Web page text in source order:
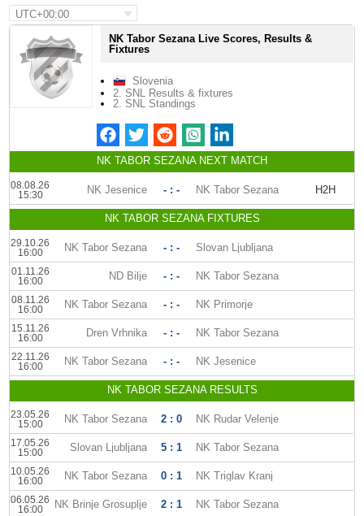
UTC+00:00
NK Tabor Sezana Live Scores, Results &
Fixtures
Slovenia
2. SNL Results & fixtures
2. SNL Standings
NK TABOR SEZANA NEXT MATCH
08.08.26
15:30
NK Jesenice - : - NK Tabor Sezana H2H
NK TABOR SEZANA FIXTURES
29.10.26
16:00
NK Tabor Sezana - : - Slovan Ljubljana
01.11.26
16:00
ND Bilje - : - NK Tabor Sezana
08.11.26
16:00
NK Tabor Sezana - : - NK Primorje
15.11.26
16:00
Dren Vrhnika - : - NK Tabor Sezana
22.11.26
16:00
NK Tabor Sezana - : - NK Jesenice
NK TABOR SEZANA RESULTS
23.05.26
15:00
NK Tabor Sezana 2 : 0 NK Rudar Velenje
17.05.26
15:00
Slovan Ljubljana 5 : 1 NK Tabor Sezana
10.05.26
16:00
NK Tabor Sezana 0 : 1 NK Triglav Kranj
06.05.26
16:00
NK Brinje Grosuplje 2 : 1 NK Tabor Sezana